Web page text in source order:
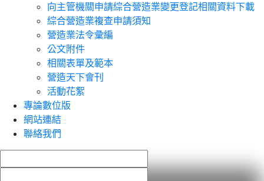
向主管機關申請綜合營造業變更登記相關資料下載
綜合營造業複查申請須知
營造業法令彙編
公文附件
相關表單及範本
營造天下會刊
活動花絮
專論數位版
網站連結
聯絡我們